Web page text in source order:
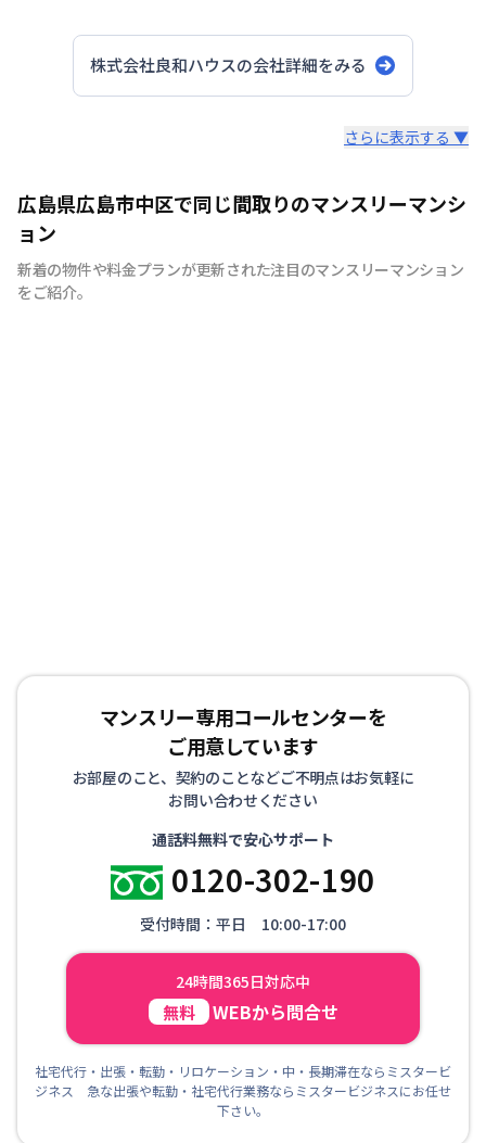
株式会社良和ハウスの会社詳細をみる
広島のマンスリーマンション“エールマンスリー広島”は、
中国地方で管理物件戸数 NO.1の良和ハウスが運営展開す
るマンスリーマンションです。 豊富な物件の中から厳選
したお部屋にお洒落な家具や質のよい家電を装備。 イン
テリアやサービスにも拘った地元密着企業ならではの柔軟
さらに表示する ▼
広島県広島市中区で同じ間取りのマンスリーマンシ
ョン
新着の物件や料金プランが更新された注目のマンスリーマンション
をご紹介。
マンスリー専用コールセンターを
ご用意しています
お部屋のこと、契約のことなどご不明点はお気軽に
お問い合わせください
通話料無料で安心サポート
0120-302-190
受付時間：平日 10:00-17:00
24時間365日対応中
無料 WEBから問合せ
社宅代行・出張・転勤・リロケーション・中・長期滞在ならミスタービ
ジネス 急な出張や転勤・社宅代行業務ならミスタービジネスにお任せ
下さい。